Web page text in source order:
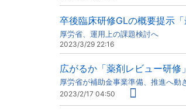
卒後臨床研修GLの概要提示
厚労省、運用上の課題検討へ
2023/3/29 22:16
広がるか「薬剤レビュー研修」
厚労省が補助金事業準備、推進へ動
2023/2/17 04:50